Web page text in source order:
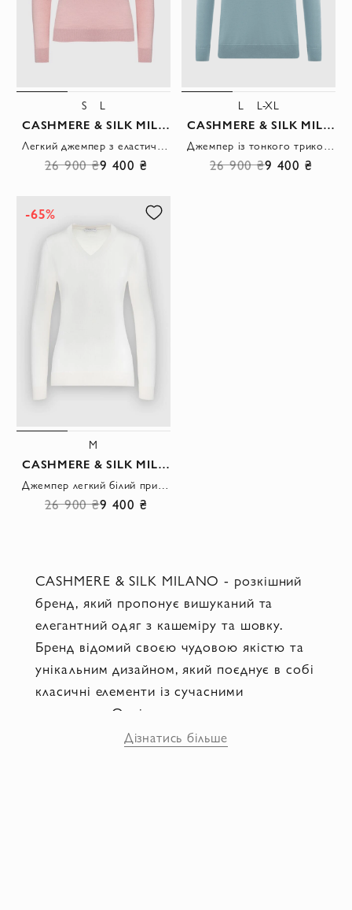
S L
CASHMERE & SILK MILANO
26 900 ₴9 400 ₴
L L-XL
CASHMERE & SILK MILANO
26 900 ₴9 400 ₴
-65%
M
CASHMERE & SILK MILANO
Джемпер легкий білий приталений жіночий
26 900 ₴9 400 ₴
CASHMERE & SILK MILANO - розкішний
бренд, який пропонує вишуканий та
елегантний одяг з кашеміру та шовку.
Бренд відомий своєю чудовою якістю та
унікальним дизайном, який поєднує в собі
класичні елементи із сучасними
акцентами. Однією з головних рис
CASHMERE & SILK MILANO є
Дізнатись більше